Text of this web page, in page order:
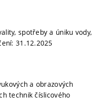
spotřeby a úniku vody,
31.12.2025
a obrazových
technik číslicového